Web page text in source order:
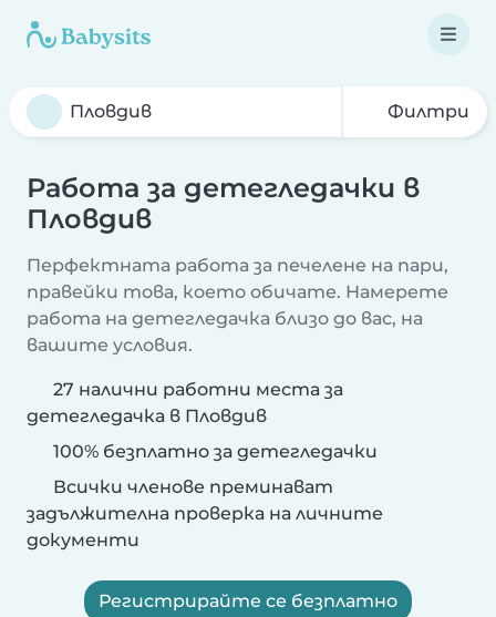
Филтри
Работа за детегледачки в
Пловдив
Перфектната работа за печелене на пари,
правейки това, което обичате. Намерете
работа на детегледачка близо до вас, на
вашите условия.
27 налични работни места за
детегледачка в Пловдив
100% безплатно за детегледачки
Всички членове преминават
задължителна проверка на личните
документи
Регистрирайте се безплатно